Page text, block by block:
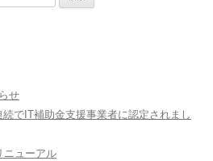
せ
続でIT補助金支援事業者に認定されまし
ニューアル